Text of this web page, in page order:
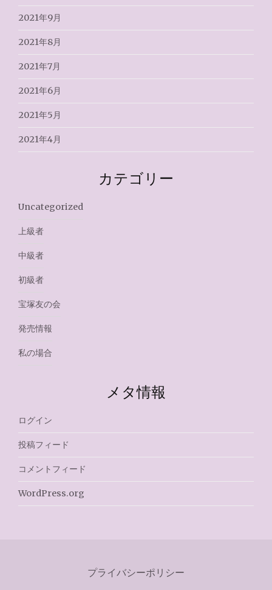
2021年9月
2021年8月
2021年7月
2021年6月
2021年5月
2021年4月
カテゴリー
Uncategorized
上級者
中級者
初級者
宝塚友の会
発売情報
私の場合
メタ情報
ログイン
投稿フィード
コメントフィード
WordPress.org
プライバシーポリシー